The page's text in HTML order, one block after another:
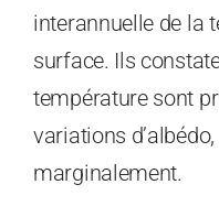
interannuelle de la
surface. Ils
température sont
variations
marginalement.